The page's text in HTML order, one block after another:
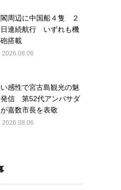
周辺に中国船４隻 ２
日連続航行 いずれも機
搭載
2026.08.06
感性で宮古島観光の魅
発信 第52代アンバサダ
嘉数市長を表敬
2026.08.06